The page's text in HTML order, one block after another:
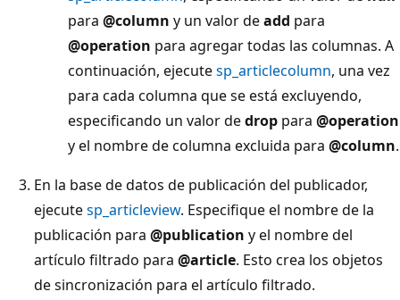
para @column y un valor deadd para
@operation para agregar todas las columnas. A
continuación, ejecutesp_articlecolumn, una vez
para cada columna que se está excluyendo,
especificando un valor dedrop para @operation
y el nombre de columna excluida para @column.
En la base de datos de publicación del publicador,
ejecutesp_articleview. Especifique el nombre de la
publicación para @publication y el nombre del
artículo filtrado para @article. Esto crea los objetos
de sincronización para el artículo filtrado.